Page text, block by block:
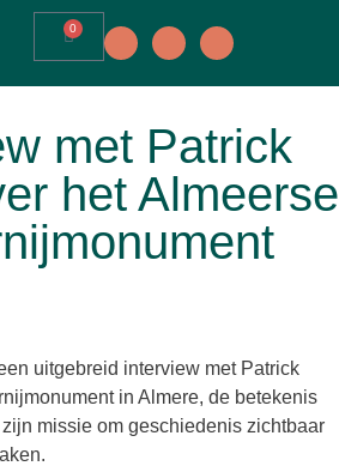
0
met Patrick
het Almeerse
uitgebreid interview met Patrick
in Almere, de betekenis
missie om geschiedenis zichtbaar